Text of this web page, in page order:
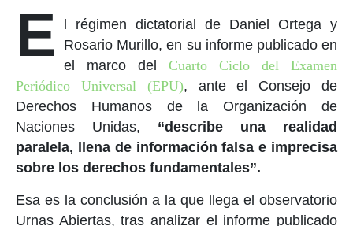
E
l régimen dictatorial de Daniel Ortega y
Rosario Murillo, en su informe publicado en
el marco del Cuarto Ciclo del Examen
Periódico Universal (EPU), ante el Consejo de
Derechos Humanos de la Organización de
Naciones Unidas, “describe una realidad
paralela, llena de información falsa e imprecisa
sobre los derechos fundamentales”.
Esa es la conclusión a la que llega el observatorio
Urnas Abiertas, tras analizar el informe publicado